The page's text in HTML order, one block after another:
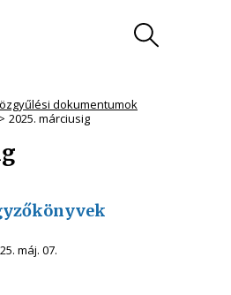
dokumentumok
2025. márciusig
máj. 07.